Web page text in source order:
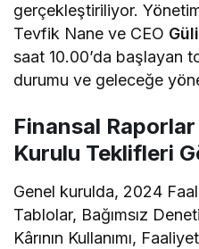
gerçekleştiriliyor.
Tevfik Nane ve CEO
saat 10.00’da başlayan
durumu ve geleceğe
Finansal
Kurulu Teklifleri
Genel kurulda, 2024
Tablolar, Bağımsız
Kârının Kullanımı,